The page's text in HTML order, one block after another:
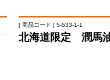
[ 商品コード ] 5-533-1-1
北海道限定 潤馬